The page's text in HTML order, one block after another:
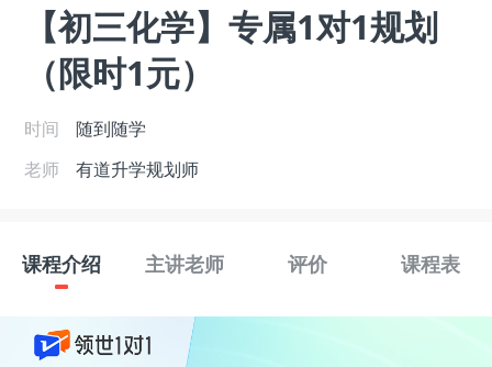
【初三化学】专属1对1规划
（限时1元）
时间
随到随学
老师
有道升学规划师
课程介绍 主讲老师 评价 课程表